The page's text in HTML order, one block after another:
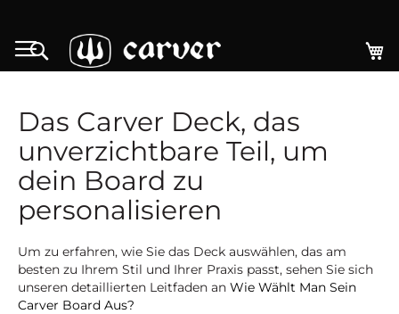
Inhalt
springen
Search
Das Carver Deck, das
unverzichtbare Teil, um
dein Board zu
personalisieren
Um zu erfahren, wie Sie das Deck auswählen, das am
besten zu Ihrem Stil und Ihrer Praxis passt, sehen Sie sich
unseren detaillierten Leitfaden an Wie Wählt Man Sein
Carver Board Aus?